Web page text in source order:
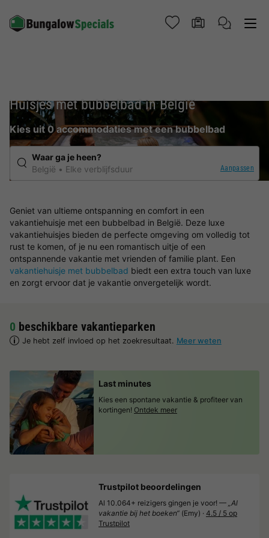
Huisjes met bubbelbad in België
Kies uit 0 accommodaties met een bubbelbad
Waar ga je heen?
België
Elke verblijfsduur Aanpassen
Geniet van ultieme ontspanning en comfort in een
vakantiehuisje met een bubbelbad in België. Deze luxe
vakantiehuisjes bieden de perfecte omgeving om volledig tot
rust te komen, of je nu een romantisch uitje of een
ontspannende vakantie met vrienden of familie plant. Een
vakantiehuisje met bubbelbad biedt een extra touch van luxe
en zorgt ervoor dat je vakantie onvergetelijk wordt.
0 beschikbare vakantieparken
Je hebt zelf invloed op het zoekresultaat. Meer weten
Last minutes
Kies een spontane vakantie & profiteer van
kortingen! Ontdek meer
Trustpilot beoordelingen
Al 10.064+ reizigers gingen je voor! — „Al
vakantie bij het boeken“ (Emy) · 4.5 / 5 op
Trustpilot